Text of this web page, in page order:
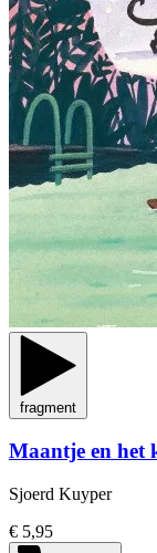
fragment
Maantje en het
Sjoerd Kuyper
€ 5,95